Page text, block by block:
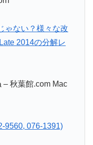
ゃない？様々な改
2014の分解レ
– 秋葉館.com Mac
9560, 076-1391)